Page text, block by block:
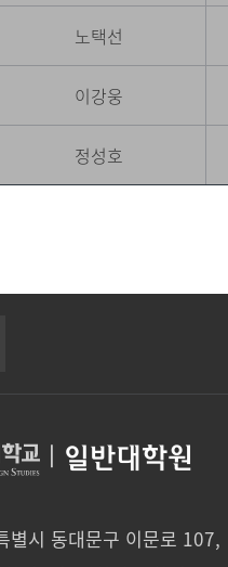
노택선
이강웅
정성호
일반대학원
별시 동대문구 이문로 107,